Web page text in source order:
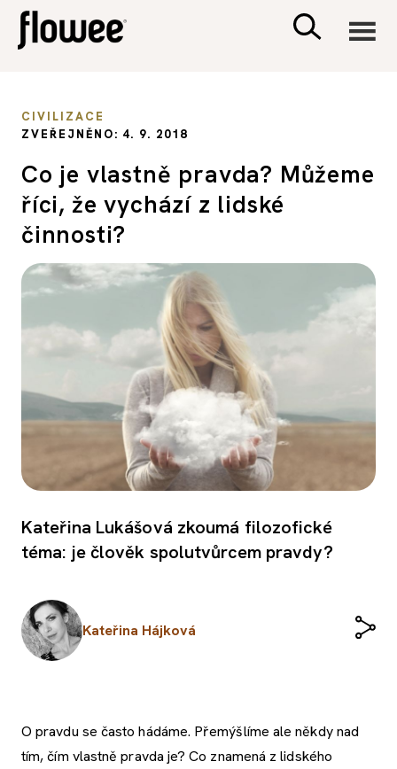
PSYCHOLOGIE
SEX A VZTAHY
PORADNA
CIVILIZACE
ZVEŘEJNĚNO: 4. 9. 2018
Co je vlastně pravda? Můžeme
říci, že vychází z lidské
činnosti?
Kateřina Lukášová zkoumá filozofické
téma: je člověk spolutvůrcem pravdy?
Kateřina Hájková
O pravdu se často hádáme. Přemýšlíme ale někdy nad
tím, čím vlastně pravda je? Co znamená z lidského